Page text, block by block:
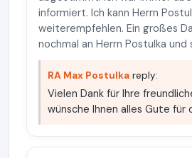
informiert. Ich kann Herrn
weiterempfehlen. Ein großes
nochmal an Herrn Postulka
RA Max Postulka reply:
Vielen Dank für Ihre
wünsche Ihnen alles Gute für